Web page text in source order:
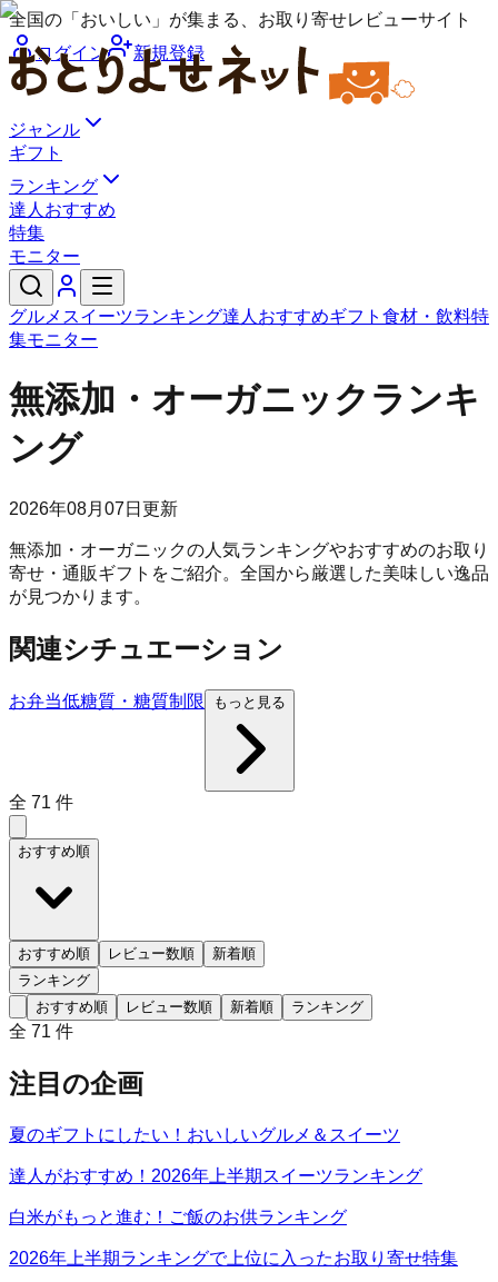
全国の「おいしい」が集まる、お取り寄せレビューサイト
ログイン
新規登録
ジャンル
ギフト
ランキング
達人おすすめ
特集
モニター
グルメ スイーツランキング達人おすすめギフト 食材・飲料特
集モニター
無添加・オーガニックランキ
ング
2026年08月07日 更新
無添加・オーガニックの人気ランキングやおすすめのお取り
寄せ・通販ギフトをご紹介。全国から厳選した美味しい逸品
が見つかります。
関連シチュエーション
お弁当低糖質・糖質制限 もっと見る
全 71 件
おすすめ順
おすすめ順 レビュー数順
新着順
ランキング
おすすめ順
レビュー数順 新着順 ランキング
全 71 件
注目の企画
夏のギフトにしたい！おいしいグルメ＆スイーツ
達人がおすすめ！2026年上半期スイーツランキング
白米がもっと進む！ご飯のお供ランキング
2026年上半期ランキングで上位に入ったお取り寄せ特集